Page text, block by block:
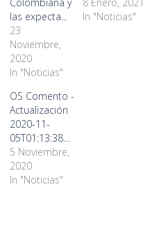
las expecta...
23
Noviembre,
2020
In "Noticias"
In "Noticias"
OS Comento -
Actualización
2020-11-
05T01:13:38+0000
5 Noviembre,
2020
In "Noticias"